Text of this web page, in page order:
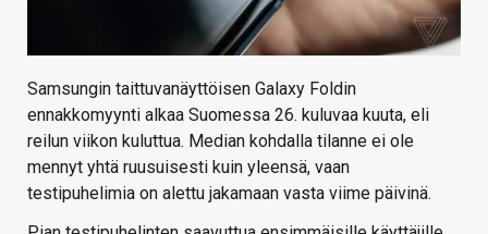
Samsungin taittuvanäyttöisen Galaxy Foldin
ennakkomyynti alkaa Suomessa 26. kuluvaa kuuta, eli
reilun viikon kuluttua. Median kohdalla tilanne ei ole
mennyt yhtä ruusuisesti kuin yleensä, vaan
testipuhelimia on alettu jakamaan vasta viime päivinä.